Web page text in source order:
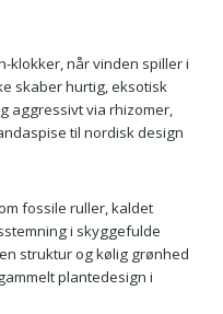
klokker, når vinden spiller i
skaber hurtig, eksotisk
aggressivt via rhizomer,
til nordisk design
fossile ruller, kaldet
i skyggefulde
struktur og kølig grønhed
plantedesign i